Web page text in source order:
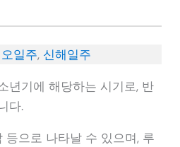
일주, 신해일주
년기에 해당하는 시기로, 반
다.
등으로 나타날 수 있으며, 루